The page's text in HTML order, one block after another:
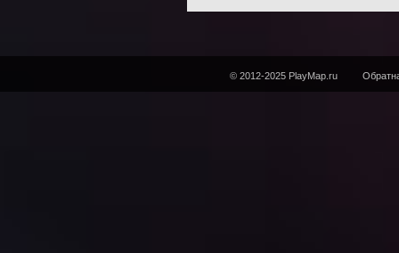
© 2012-2025 PlayMap.ru